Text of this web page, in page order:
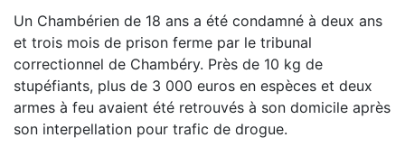
Un Chambérien de 18 ans a été condamné à deux ans
et trois mois de prison ferme par le tribunal
correctionnel de Chambéry. Près de 10 kg de
stupéfiants, plus de 3 000 euros en espèces et deux
armes à feu avaient été retrouvés à son domicile après
son interpellation pour trafic de drogue.